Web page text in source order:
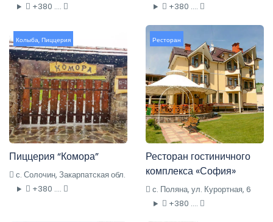
+380 ....
+380 ....
Колыба, Пиццерия
Пиццерия “Комора”
с. Солочин, Закарпатская обл.
+380 ....
Ресторан
Ресторан гостиничного
комплекса «София»
с. Поляна, ул. Курортная, 6
+380 ....